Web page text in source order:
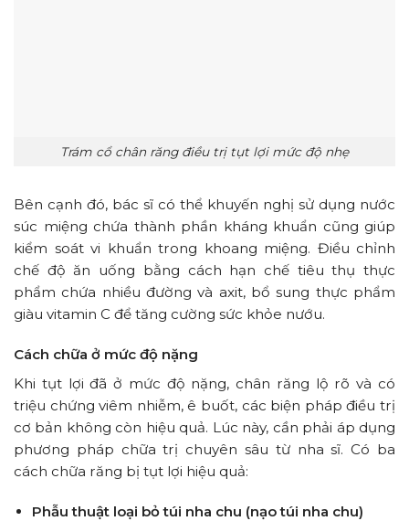
Trám cổ chân răng điều trị tụt lợi mức độ nhẹ
Bên cạnh đó, bác sĩ có thể khuyến nghị sử dụng nước
súc miệng chứa thành phần kháng khuẩn cũng giúp
kiểm soát vi khuẩn trong khoang miệng. Điều chỉnh
chế độ ăn uống bằng cách hạn chế tiêu thụ thực
phẩm chứa nhiều đường và axit, bổ sung thực phẩm
giàu vitamin C để tăng cường sức khỏe nướu.
Cách chữa ở mức độ nặng
Khi tụt lợi đã ở mức độ nặng, chân răng lộ rõ và có
triệu chứng viêm nhiễm, ê buốt, các biện pháp điều trị
cơ bản không còn hiệu quả. Lúc này, cần phải áp dụng
phương pháp chữa trị chuyên sâu từ nha sĩ. Có ba
cách chữa răng bị tụt lợi hiệu quả:
Phẫu thuật loại bỏ túi nha chu (nạo túi nha chu)